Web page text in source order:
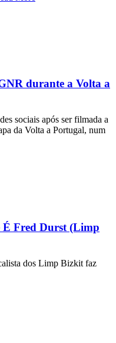
durante a Volta a
sociais após ser filmada a
da Volta a Portugal, num
É Fred Durst (Limp
dos Limp Bizkit faz